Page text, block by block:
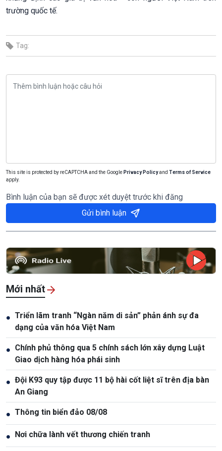
trường quốc tế.
Tag:
This site is protected by reCAPTCHA and the Google Privacy Policyand Terms of Service
apply.
Bình luận của bạn sẽ được xét duyệt trước khi đăng
Gửi bình luận
Mới nhất
● Triển lãm tranh “Ngàn năm di sản” phản ánh sự đa
dạng của văn hóa Việt Nam
● Chính phủ thông qua 5 chính sách lớn xây dựng Luật
Giao dịch hàng hóa phái sinh
● Đội K93 quy tập được 11 bộ hài cốt liệt sĩ trên địa bàn
An Giang
● Thông tin biển đảo 08/08
● Nơi chữa lành vết thương chiến tranh